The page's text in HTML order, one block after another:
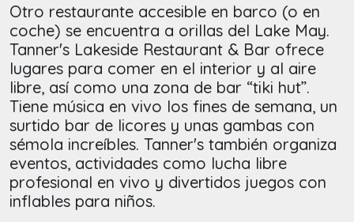
Otro restaurante accesible en barco (o en
coche) se encuentra a orillas del Lake May.
Tanner's Lakeside Restaurant & Bar ofrece
lugares para comer en el interior y al aire
libre, así como una zona de bar “tiki hut”.
Tiene música en vivo los fines de semana, un
surtido bar de licores y unas gambas con
sémola increíbles. Tanner's también organiza
eventos, actividades como lucha libre
profesional en vivo y divertidos juegos con
inflables para niños.